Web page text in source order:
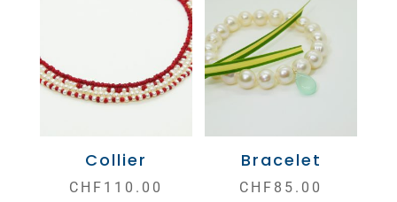
Collier
CHF 110.00
Bracelet
CHF 85.00